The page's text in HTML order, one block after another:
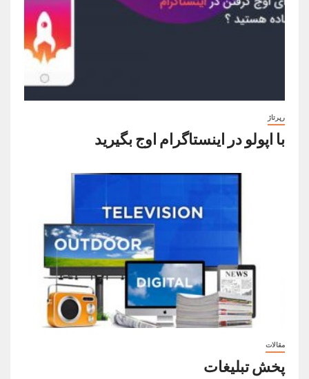
رپرتاژ
با اپولو در اینستاگرام اوج بگیرید
مقالات
پخش تبلیغات